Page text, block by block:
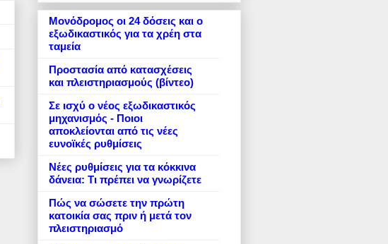
Μονόδρομος οι 24 δόσεις και ο
εξωδικαστικός για τα χρέη στα
ταμεία
Προστασία από κατασχέσεις
και πλειστηριασμούς (βίντεο)
Σε ισχύ ο νέος εξωδικαστικός
μηχανισμός - Ποιοι
αποκλείονται από τις νέες
ευνοϊκές ρυθμίσεις
Νέες ρυθμίσεις για τα κόκκινα
δάνεια: Τι πρέπει να γνωρίζετε
Πώς να σώσετε την πρώτη
κατοικία σας πριν ή μετά τον
πλειστηριασμό